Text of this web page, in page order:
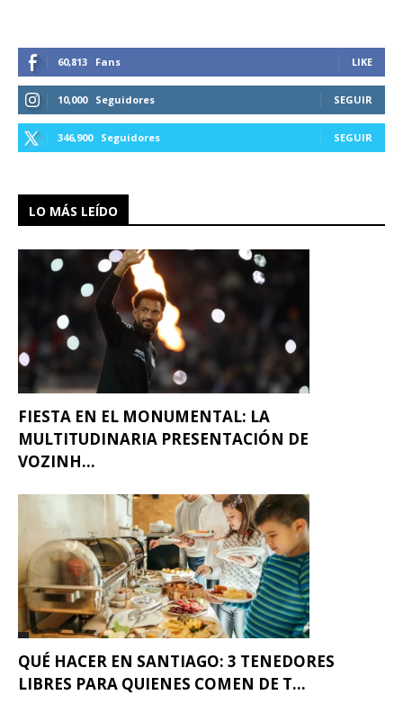
60,813 Fans LIKE
10,000 Seguidores SEGUIR
346,900 Seguidores SEGUIR
LO MÁS LEÍDO
FIESTA EN EL MONUMENTAL: LA
MULTITUDINARIA PRESENTACIÓN DE
VOZINH...
QUÉ HACER EN SANTIAGO: 3 TENEDORES
LIBRES PARA QUIENES COMEN DE T...